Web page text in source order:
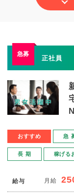
正社員
おすすめ 急
長 期 稼げる
給与 月給